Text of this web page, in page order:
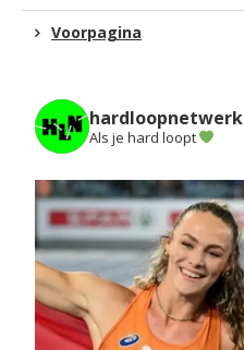
Voorpagina
hardloopnetwerk
Als je hard loopt